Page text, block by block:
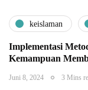
keislaman
Implementasi
Kemampuan
Juni 8, 2024 3 Mins